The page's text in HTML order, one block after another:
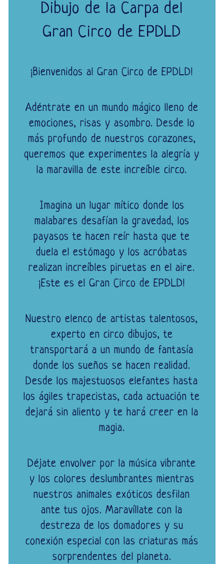
Dibujo de la Carpa del
Gran Circo de EPDLD
¡Bienvenidos al Gran Circo de EPDLD!
Adéntrate en un mundo mágico lleno de
emociones, risas y asombro. Desde lo
más profundo de nuestros corazones,
queremos que experimentes la alegría y
la maravilla de este increíble circo.
Imagina un lugar mítico donde los
malabares desafían la gravedad, los
payasos te hacen reír hasta que te
duela el estómago y los acróbatas
realizan increíbles piruetas en el aire.
¡Este es el Gran Circo de EPDLD!
Nuestro elenco de artistas talentosos,
experto en circo dibujos, te
transportará a un mundo de fantasía
donde los sueños se hacen realidad.
Desde los majestuosos elefantes hasta
los ágiles trapecistas, cada actuación te
dejará sin aliento y te hará creer en la
magia.
Déjate envolver por la música vibrante
y los colores deslumbrantes mientras
nuestros animales exóticos desfilan
ante tus ojos. Maravíllate con la
destreza de los domadores y su
conexión especial con las criaturas más
sorprendentes del planeta.